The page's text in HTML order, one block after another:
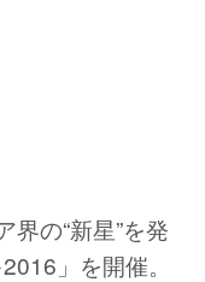
の“新星”を発
」を開催。